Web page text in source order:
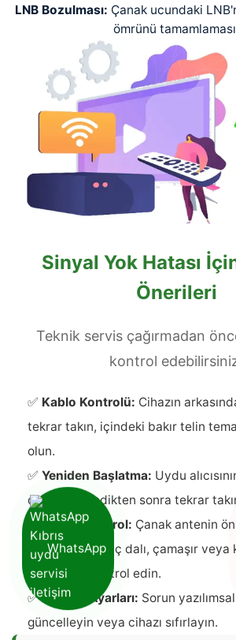
LNB Bozulması: Çanak ucundaki
ömrünü
Sinyal Yok Hatası
Önerileri
Teknik servis çağırmadan
kontrol
✅ Kablo Kontrolü: Cihazın
tekrar takın, içindeki bakır telin
olun.
✅ Yeniden Başlatma: Uydu
dakika bekledikten sonra tekrar
✅ Görsel Kontrol: Çanak antenin
engelleyen ağaç dalı, çamaşır
olmadığını kontrol edin.
✅Fabrika Ayarları: Sorun
güncelleyin veya cihazı sıfırlayın.
WhatsApp